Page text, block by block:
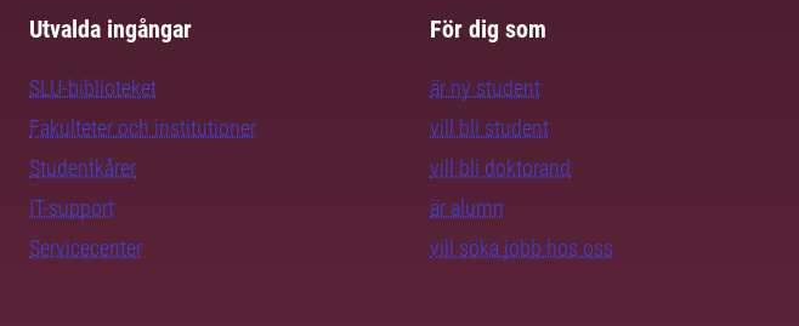
Utvalda ingångar
SLU-biblioteket
Fakulteter och institutioner
Studentkårer
IT-support
Servicecenter
För dig som
är ny student
vill bli student
vill bli doktorand
är alumn
vill söka jobb hos oss